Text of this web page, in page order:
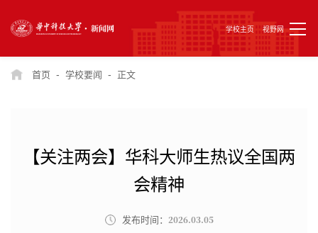
学校主页 视野网
首页 - 学校要闻 - 正文
【关注两会】华科大师生热议全国两
会精神
发布时间： 2026.03.05